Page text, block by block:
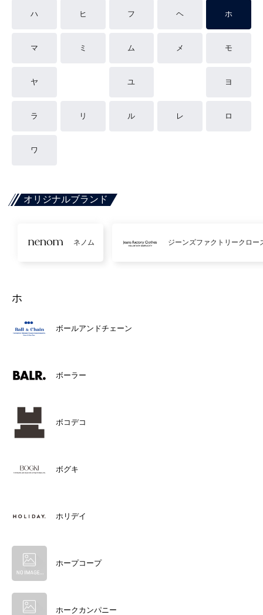
ハ ヒ フ ヘ ホ
マ ミ ム メ モ
ヤ ユ ヨ
ラ リ ル レ ロ
ワ
オリジナルブランド
ネノム ジーンズファクトリークロー
ホ
ボールアンドチェーン
ボーラー
ボコデコ
ボグキ
ホリデイ
ホープコープ
ホークカンパニー